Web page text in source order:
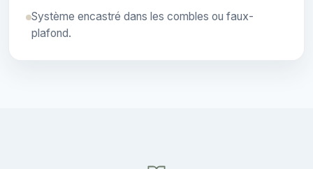
Système encastré dans les combles ou faux-
plafond.